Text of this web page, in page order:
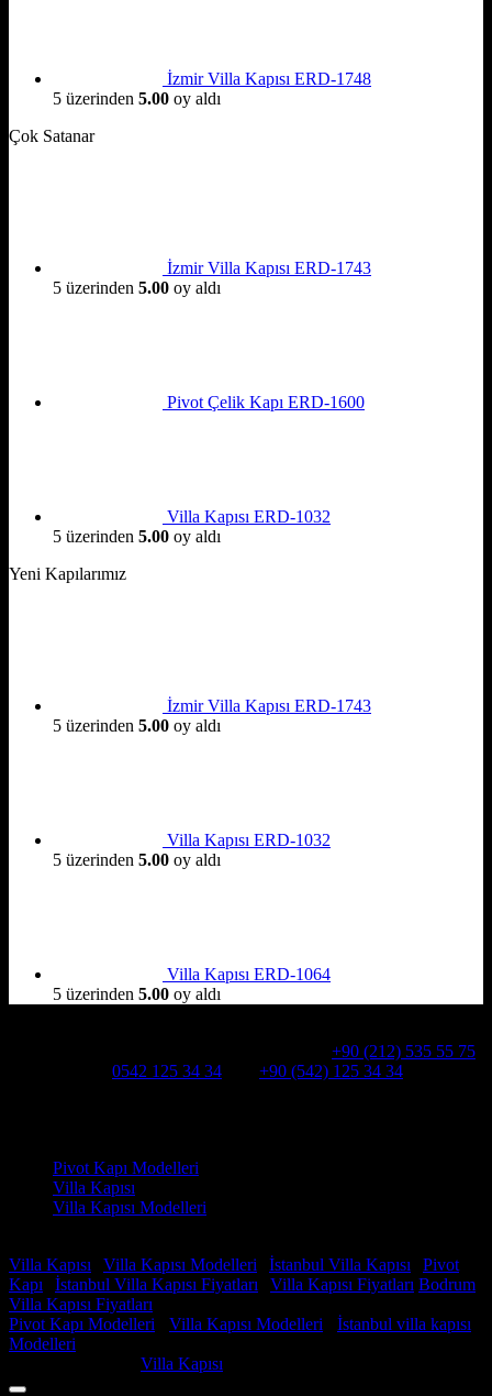
İzmir Villa Kapısı ERD-1748
5 üzerinden 5.00 oy aldı
Çok Satanar
İzmir Villa Kapısı ERD-1743
5 üzerinden 5.00 oy aldı
Pivot Çelik Kapı ERD-1600
Villa Kapısı ERD-1032
5 üzerinden 5.00 oy aldı
Yeni Kapılarımız
İzmir Villa Kapısı ERD-1743
5 üzerinden 5.00 oy aldı
Villa Kapısı ERD-1032
5 üzerinden 5.00 oy aldı
Villa Kapısı ERD-1064
5 üzerinden 5.00 oy aldı
+90 (212) 535 55 75
0542 125 34 34
+90 (542) 125 34 34
Pivot Kapı Modelleri
Villa Kapısı
Villa Kapısı Modelleri
Villa Kapısı
Villa Kapısı Modelleri İstanbul Villa Kapısı
Pivot
Kapı
İstanbul Villa Kapısı Fiyatları Villa Kapısı Fiyatları Bodrum
Villa Kapısı Fiyatları
Pivot Kapı Modelleri
Villa Kapısı Modelleri
İstanbul villa kapısı
Modelleri
Villa Kapısı